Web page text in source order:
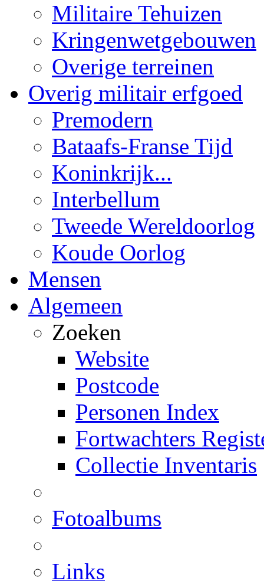
Militaire Tehuizen
Kringenwetgebouwen
Overige terreinen
Overig militair erfgoed
Premodern
Bataafs-Franse Tijd
Koninkrijk...
Interbellum
Tweede Wereldoorlog
Koude Oorlog
Mensen
Algemeen
Zoeken
Website
Postcode
Personen Index
Fortwachters
Collectie Inventaris
Fotoalbums
Links